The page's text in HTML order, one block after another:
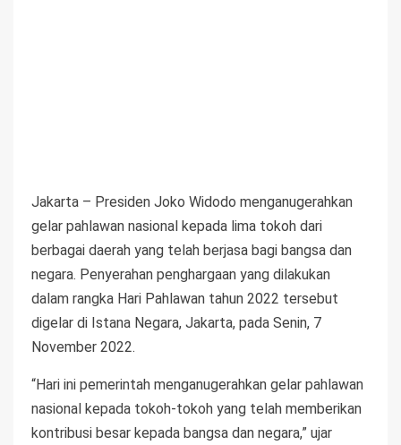
Jakarta – Presiden Joko Widodo menganugerahkan
gelar pahlawan nasional kepada lima tokoh dari
berbagai daerah yang telah berjasa bagi bangsa dan
negara. Penyerahan penghargaan yang dilakukan
dalam rangka Hari Pahlawan tahun 2022 tersebut
digelar di Istana Negara, Jakarta, pada Senin, 7
November 2022.
“Hari ini pemerintah menganugerahkan gelar pahlawan
nasional kepada tokoh-tokoh yang telah memberikan
kontribusi besar kepada bangsa dan negara,” ujar